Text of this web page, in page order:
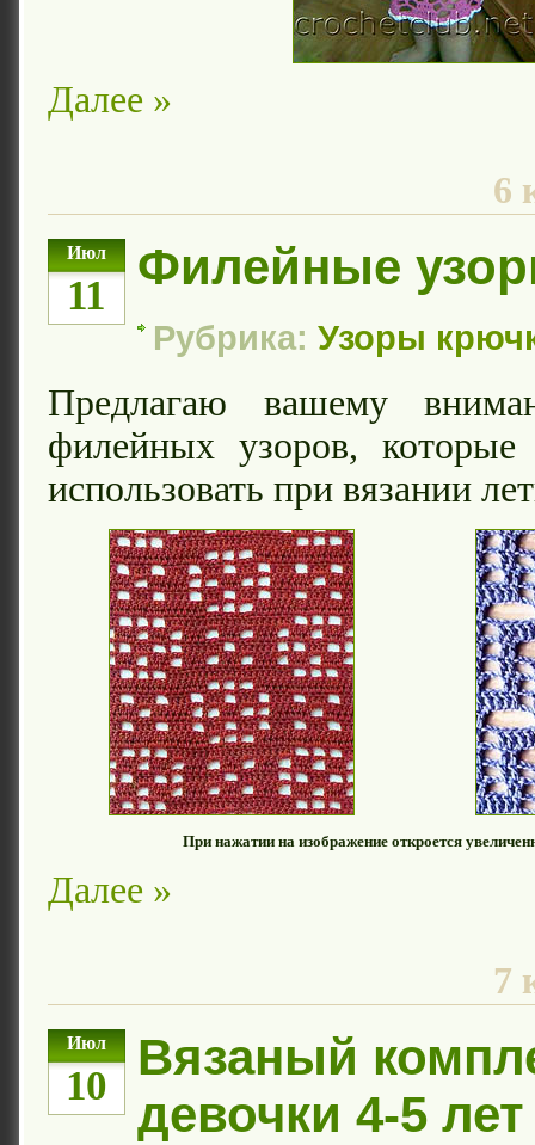
Далее »
6
Июл
11
Филейные
Рубрика: Узоры
Предлагаю вашему
филейных узоров,
использовать при вязании
При нажатии на изображение откроется
Далее »
7
Июл
10
Вязаный
девочки 4-5 лет